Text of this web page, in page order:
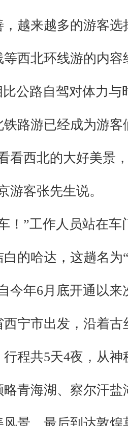
越来越多的游客选
西北环线游的内容
比公路自驾对体力与
路游已经成为游客
看西北的大好美景
游客张先生说。
”工作人员站在车
的哈达，这趟名为
今年6月底开通以来
宁市出发，沿着古
程共5天4夜，从
青海湖、察尔汗盐